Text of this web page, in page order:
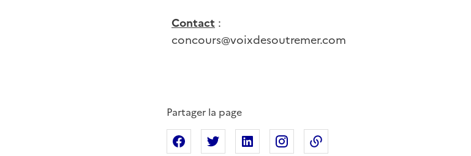
Contact :
concours@voixdesoutremer.com
Partager la page
Partager sur Facebook
Partager sur XPartager sur Linkedin
Partager sur Instagram